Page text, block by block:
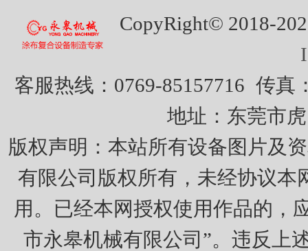
CopyRight© 2018-
客服热线：0769-85157716 传真
地址：东莞市
版权声明：本站所有设备图片及
有限公司版权所有，未经协议本
用。已经本网授权使用作品的，
市永皋机械有限公司”。违反上